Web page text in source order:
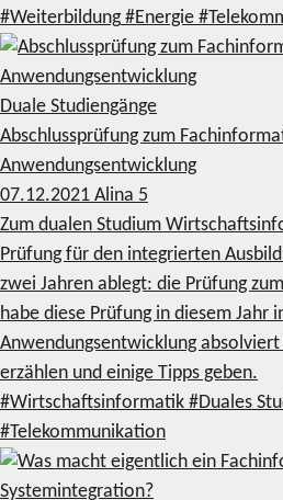
#Weiterbildung #Energie
Duale Studiengänge
Abschlussprüfung zum
Anwendungsentwicklung
07.12.2021 Alina 5
Zum dualen Studium
Prüfung für den integrierten
zwei Jahren ablegt: die Prüfung
habe diese Prüfung in diesem Jahr
Anwendungsentwicklung
erzählen und einige Tipps geben.
#Wirtschaftsinformatik #Duales
#Telekommunikation